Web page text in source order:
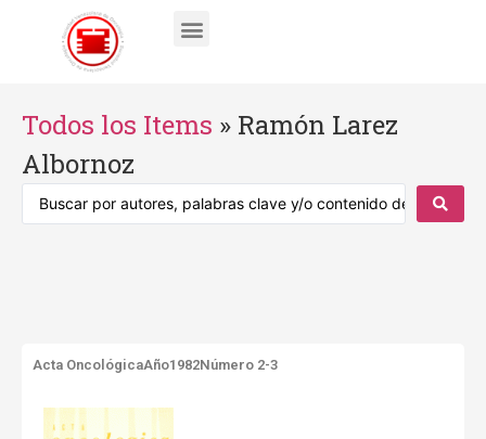
Todos los Items » Ramón Larez
Albornoz
Acta OncológicaAño1982Número 2-3